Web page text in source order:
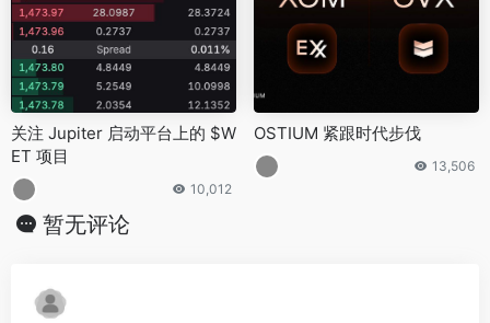
关注 Jupiter 启动平台上的 $W
ET 项目
10,012
OSTIUM 紧跟时代步伐
13,506
暂无评论